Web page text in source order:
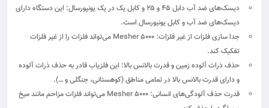
دیسک‌های ضد آب دابل ۴۵ و ۲۵ و کابل یک در یک یونیورسال
: این دستگاه دارای
دیسک‌های ضد آب و کابل یونیورسال است.
جدا سازی فلزات از غیر فلزات
: Mesher 5000 می‌تواند فلزات را از غیر فلزات
تفکیک کند.
حذف ذرات آلوده زمین و قدرت بالانس بالا: این فلزیاب قادر به حذف ذرات آلوده
و دارای قدرت بالانس بالا در تمامی مناطق (کوهستانی، جنگلی و …).
قدرت حذف آلودگی‌های انسانی
: Mesher 5000 می‌تواند فلزات مزاحم مانند میخ